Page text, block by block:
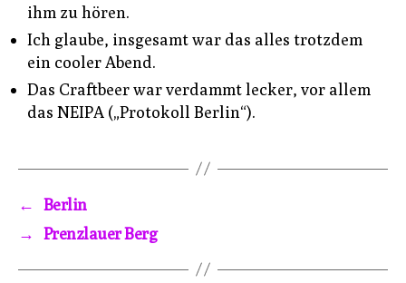
ihm zu hören.
Ich glaube, insgesamt war das alles trotzdem
ein cooler Abend.
Das Craftbeer war verdammt lecker, vor allem
das NEIPA („Protokoll Berlin“).
←
Berlin
→
Prenzlauer Berg